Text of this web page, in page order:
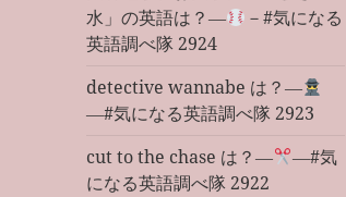
水」の英語は？―
－#気になる
英語調べ隊 2924
detective wannabe は？―
―#気になる英語調べ隊 2923
cut to the chase は？―
―#気
になる英語調べ隊 2922